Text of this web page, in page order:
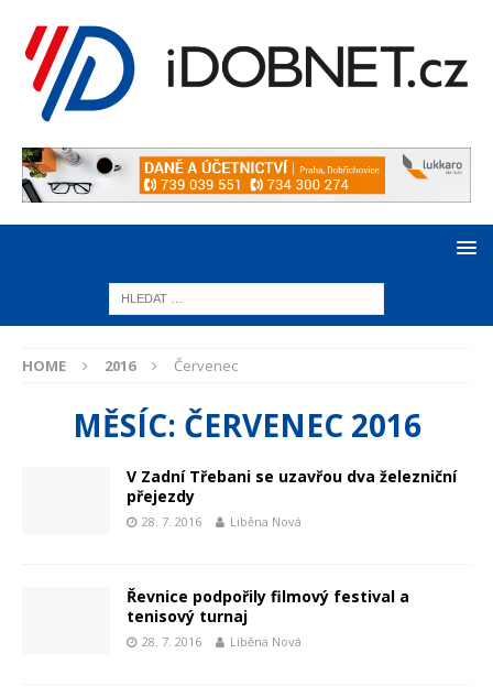
HOME 2016 Červenec
MĚSÍC: ČERVENEC 2016
V Zadní Třebani se uzavřou dva železniční
přejezdy
28. 7. 2016 Liběna Nová
Řevnice podpořily filmový festival a
tenisový turnaj
28. 7. 2016 Liběna Nová